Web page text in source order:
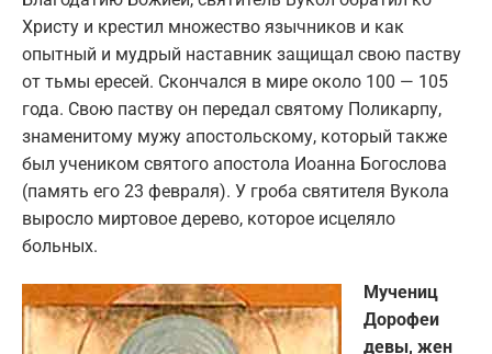
Христу и крестил множество язычников и как
опытный и мудрый наставник защищал свою паству
от тьмы ересей. Скончался в мире около 100 — 105
года. Свою паству он передал святому Поликарпу,
знаменитому мужу апостольскому, который также
был учеником святого апостола Иоанна Богослова
(память его 23 февраля). У гроба святителя Вукола
выросло миртовое дерево, которое исцеляло
больных.
Мучениц
Дорофеи
девы, жен